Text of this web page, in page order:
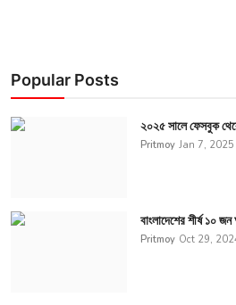
Popular Posts
২০২৫ সালে ফেসবুক
Pritmoy Jan 7, 2025
বাংলাদেশের শীর্ষ ১০
Pritmoy Oct 29,